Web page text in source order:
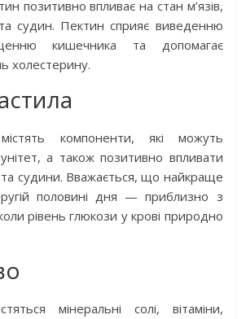
позитивно впливає на стан м’язів,
судин. Пектин сприяє виведенню
кишечника та допомагає
холестерину.
компоненти, які можуть
а також позитивно впливати
та судини. Вважається, що найкраще
половині дня — приблизно з
рівень глюкози у крові природно
мінеральні солі, вітаміни,